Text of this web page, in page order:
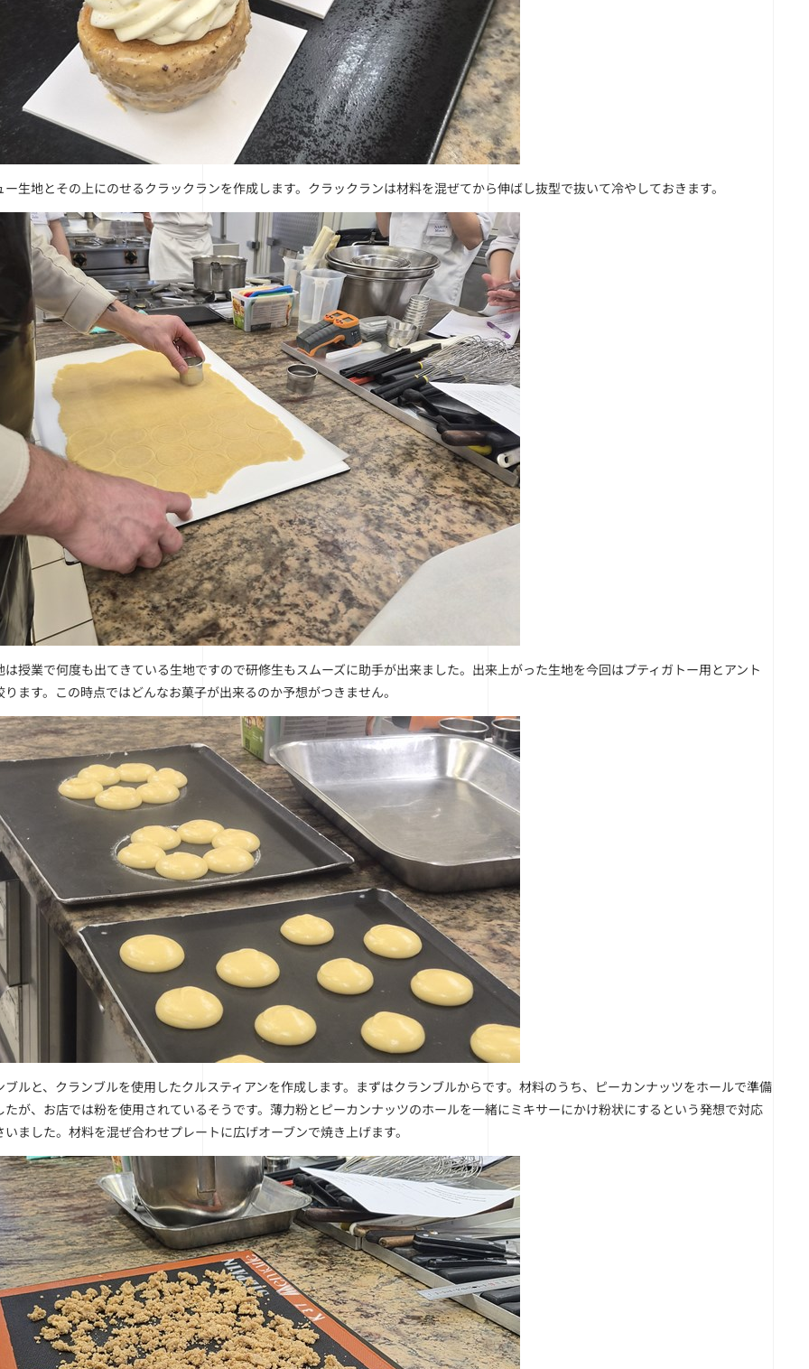
ー生地とその上にのせるクラックランを作成します。クラックランは材料を混ぜてから伸ばし抜型で抜いて冷やしておきます。
は授業で何度も出てきている生地ですので研修生もスムーズに助手が出来ました。出来上がった生地を今回はプティガトー用とアント
ます。この時点ではどんなお菓子が出来るのか予想がつきません。
ブルと、クランブルを使用したクルスティアンを作成します。まずはクランブルからです。材料のうち、ピーカンナッツをホールで準備
たが、お店では粉を使用されているそうです。薄力粉とピーカンナッツのホールを一緒にミキサーにかけ粉状にするという発想で対応
ました。材料を混ぜ合わせプレートに広げオーブンで焼き上げます。